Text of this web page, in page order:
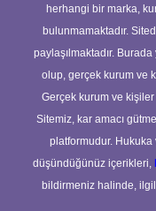
herhangi bir marka,
bulunmamaktadır.
paylaşılmaktadır.
olup, gerçek kurum ve
Gerçek kurum ve
Sitemiz, kar amacı
platformudur. Hukuka
düşündüğünüz içerikleri,
bildirmeniz halinde,